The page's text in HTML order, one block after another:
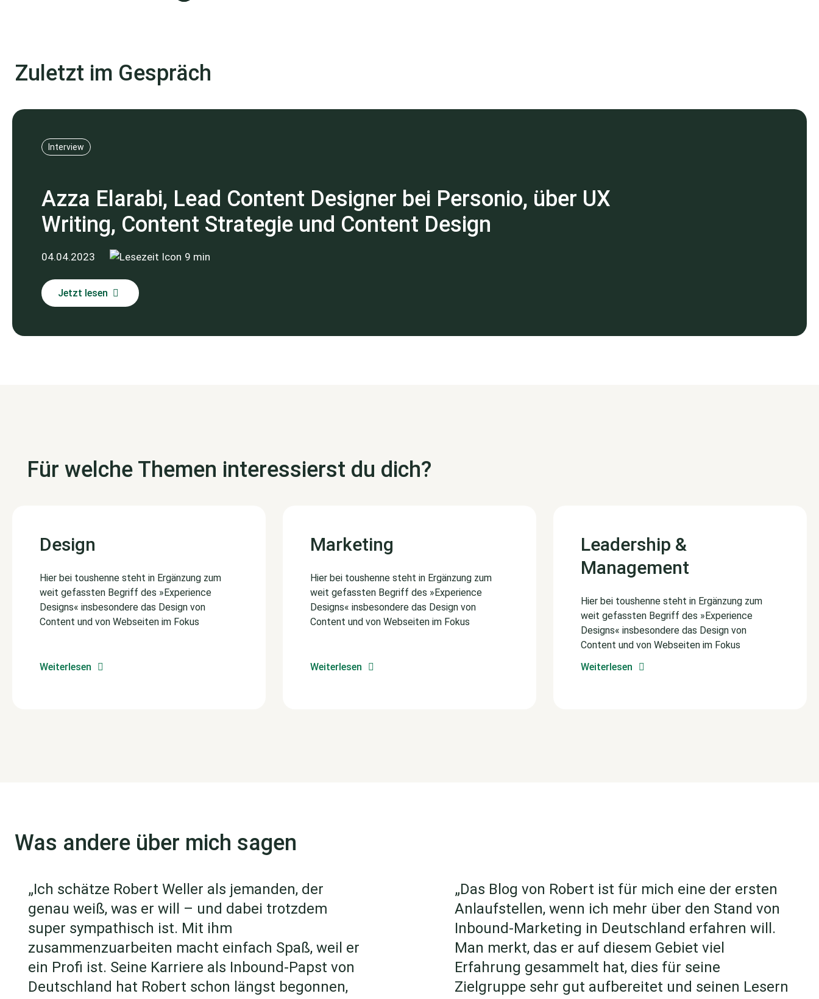
Zuletzt im Gespräch
Interview
Azza Elarabi, Lead Content Designer bei Personio, über UX
Writing, Content Strategie und Content Design
04.04.2023 9 min
Jetzt lesen
Für welche Themen interessierst du dich?
Design
Hier bei toushenne steht in Ergänzung zum
weit gefassten Begriff des »Experience
Designs« insbesondere das Design von
Content und von Webseiten im Fokus
Weiterlesen
Marketing
Hier bei toushenne steht in Ergänzung zum
weit gefassten Begriff des »Experience
Designs« insbesondere das Design von
Content und von Webseiten im Fokus
Weiterlesen
Leadership &
Management
Hier bei toushenne steht in Ergänzung zum
weit gefassten Begriff des »Experience
Designs« insbesondere das Design von
Content und von Webseiten im Fokus
Weiterlesen
Was andere über mich sagen
„Ich schätze Robert Weller als jemanden, der
genau weiß, was er will – und dabei trotzdem
super sympathisch ist. Mit ihm
zusammenzuarbeiten macht einfach Spaß, weil er
ein Profi ist. Seine Karriere als Inbound-Papst von
Deutschland hat Robert schon längst begonnen,
„Das Blog von Robert ist für mich eine der ersten
Anlaufstellen, wenn ich mehr über den Stand von
Inbound-Marketing in Deutschland erfahren will.
Man merkt, das er auf diesem Gebiet viel
Erfahrung gesammelt hat, dies für seine
Zielgruppe sehr gut aufbereitet und seinen Lesern